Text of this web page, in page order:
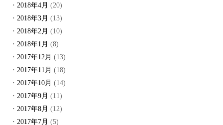
2018年4月 (20)
2018年3月 (13)
2018年2月 (10)
2018年1月 (8)
2017年12月 (13)
2017年11月 (18)
2017年10月 (14)
2017年9月 (11)
2017年8月 (12)
2017年7月 (5)